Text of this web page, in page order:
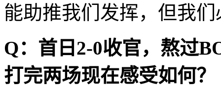
能助推我们发挥，但我
Q：首日2-0收官，熬过
打完两场现在感受如何？